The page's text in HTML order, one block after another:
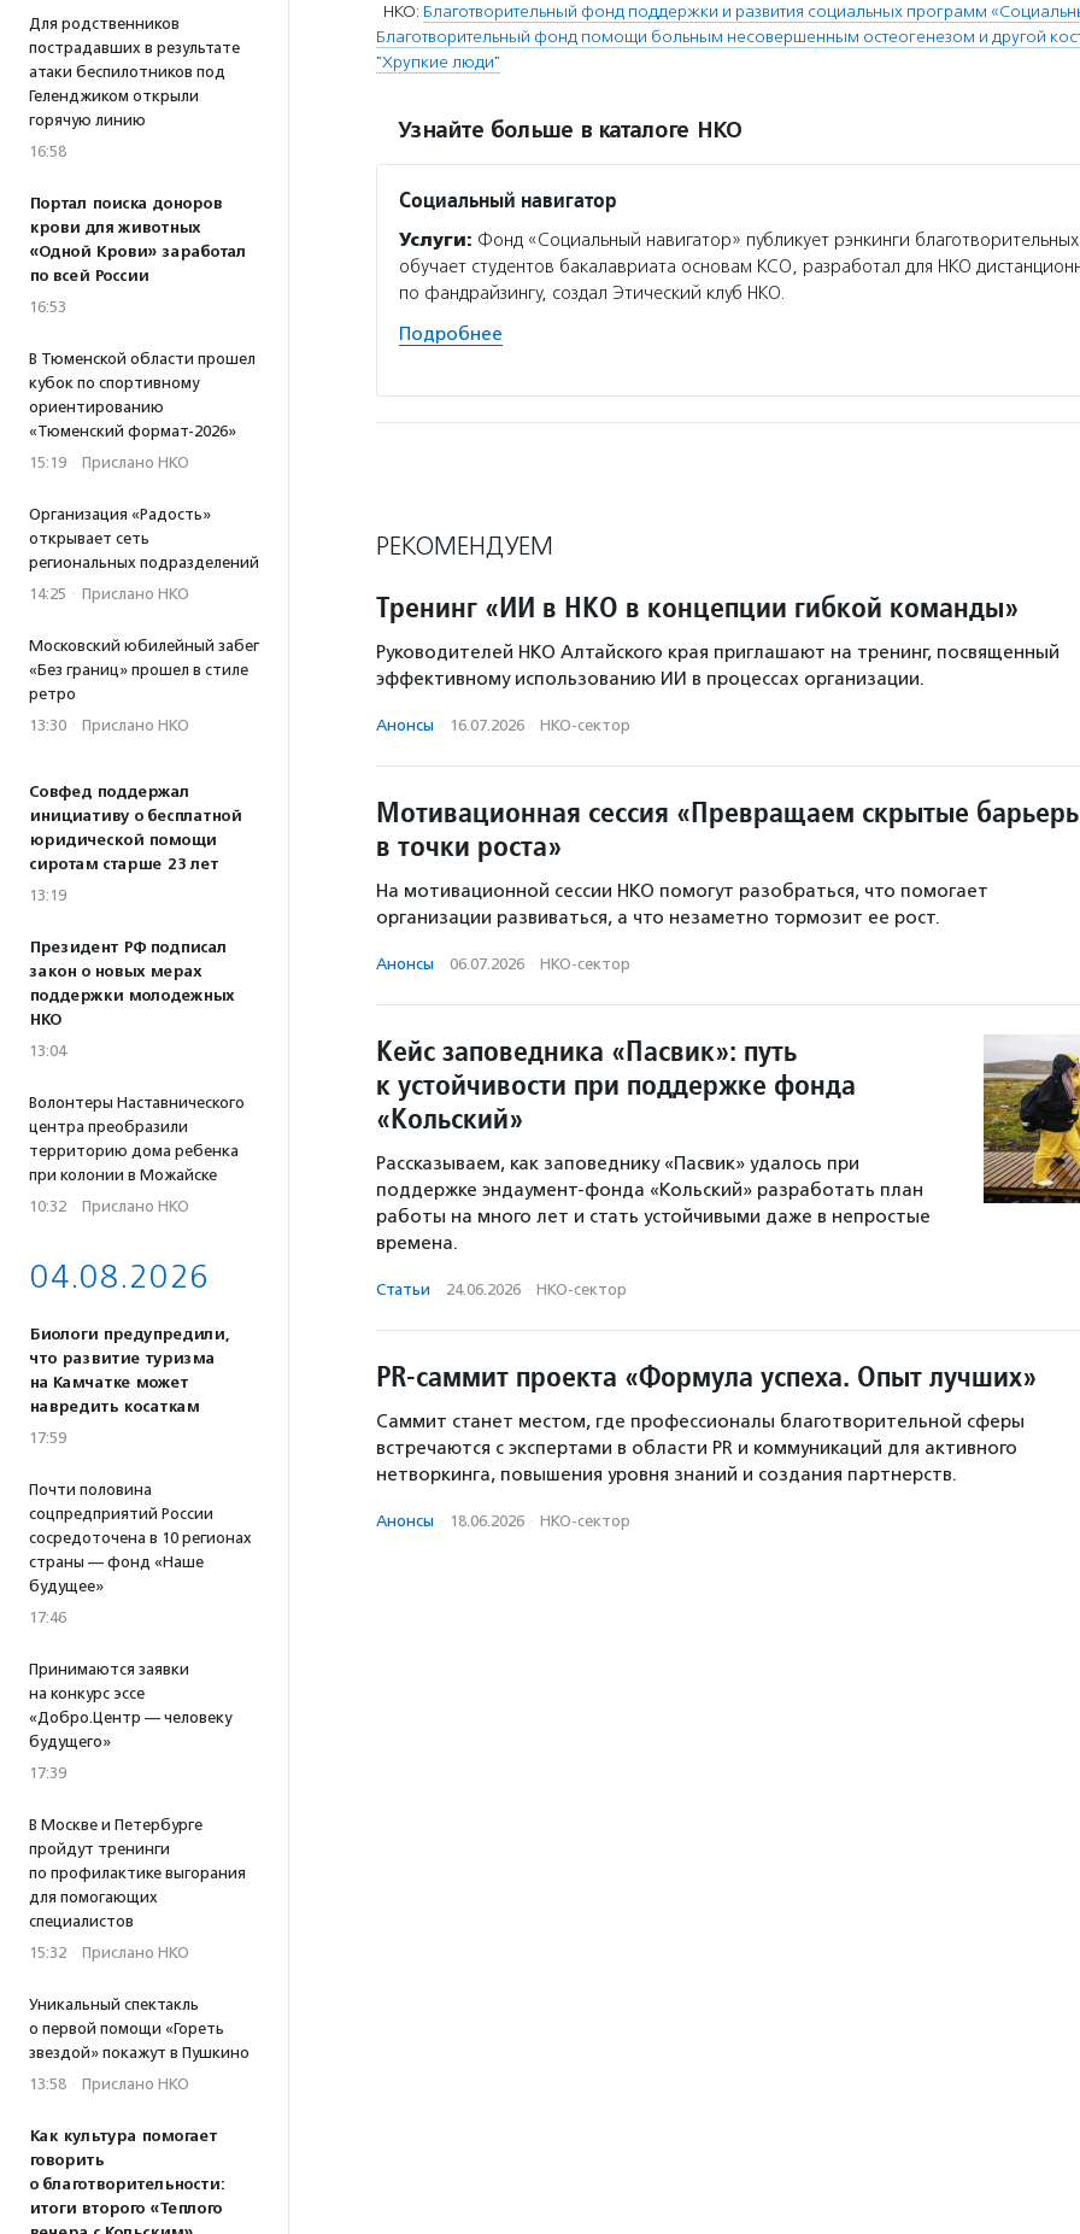
Для родственников
пострадавших в результате
атаки беспилотников под
Геленджиком открыли
горячую линию
16:58
Портал поиска доноров
крови для животных
«Одной Крови» заработал
по всей России
16:53
В Тюменской области прошел
кубок по спортивному
ориентированию
«Тюменский формат-2026»
15:19 · Прислано НКО
Организация «Радость»
открывает сеть
региональных подразделений
14:25 · Прислано НКО
Московский юбилейный забег
«Без границ» прошел в стиле
ретро
13:30 · Прислано НКО
Совфед поддержал
инициативу о бесплатной
юридической помощи
сиротам старше 23 лет
13:19
Президент РФ подписал
закон о новых мерах
поддержки молодежных
НКО
13:04
Волонтеры Наставнического
центра преобразили
территорию дома ребенка
при колонии в Можайске
10:32 · Прислано НКО
04.08.2026
Биологи предупредили,
что развитие туризма
на Камчатке может
навредить косаткам
17:59
Почти половина
соцпредприятий России
сосредоточена в 10 регионах
страны — фонд «Наше
будущее»
17:46
Принимаются заявки
на конкурс эссе
«Добро.Центр — человеку
будущего»
17:39
В Москве и Петербурге
пройдут тренинги
по профилактике выгорания
для помогающих
специалистов
15:32 · Прислано НКО
Уникальный спектакль
о первой помощи «Гореть
звездой» покажут в Пушкино
13:58 · Прислано НКО
Как культура помогает
говорить
о благотворительности:
итоги второго «Теплого
НКО: Благотворительный фонд поддержки и развития социальных программ
Благотворительный фонд помощи больным несовершенным остеогенезом и другой
"Хрупкие люди"
Узнайте больше в каталоге НКО
Социальный навигатор
Услуги: Фонд «Социальный навигатор» публикует рэнкинги
обучает студентов бакалавриата основам КСО, разработал для НКО
по фандрайзингу, создал Этический клуб НКО.
Подробнее
РЕКОМЕНДУЕМ
Тренинг «ИИ в НКО в концепции гибкой команды»
Руководителей НКО Алтайского края приглашают на тренинг, посвященный
эффективному использованию ИИ в процессах организации.
Анонсы · 16.07.2026 · НКО-сектор
Мотивационная сессия «Превращаем скрытые
в точки роста»
На мотивационной сессии НКО помогут разобраться, что помогает
организации развиваться, а что незаметно тормозит ее рост.
Анонсы · 06.07.2026 · НКО-сектор
Кейс заповедника «Пасвик»: путь
к устойчивости при поддержке фонда
«Кольский»
Рассказываем, как заповеднику «Пасвик» удалось при
поддержке эндаумент-фонда «Кольский» разработать план
работы на много лет и стать устойчивыми даже в непростые
времена.
Статьи · 24.06.2026 · НКО-сектор
PR-саммит проекта «Формула успеха. Опыт лучших»
Саммит станет местом, где профессионалы благотворительной сферы
встречаются с экспертами в области PR и коммуникаций для активного
нетворкинга, повышения уровня знаний и создания партнерств.
Анонсы · 18.06.2026 · НКО-сектор